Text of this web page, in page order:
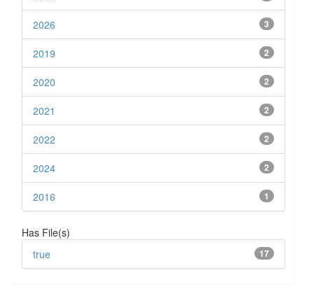
3
2026
2
2019
2
2020
2
2021
2
2022
2
2024
1
2016
Has File(s)
17
true